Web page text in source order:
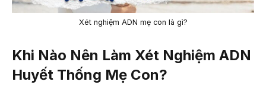
Xét nghiệm ADN mẹ con là gì?
Khi Nào Nên Làm Xét Nghiệm ADN
Huyết Thống Mẹ Con?